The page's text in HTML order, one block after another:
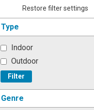
Restore filter settings
Type
Indoor
Outdoor
Filter
Genre